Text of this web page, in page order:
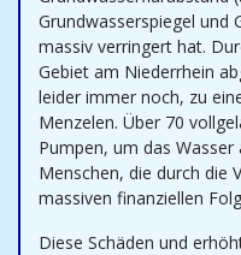
Grundwasserspiegel und
massiv verringert hat.
Gebiet am Niederrhein
leider immer noch, zu
Menzelen. Über 70
Pumpen, um das
Menschen, die durch die
massiven finanziellen
Diese Schäden und